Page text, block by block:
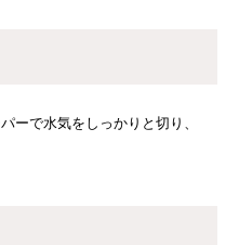
ーで水気をしっかりと切り、